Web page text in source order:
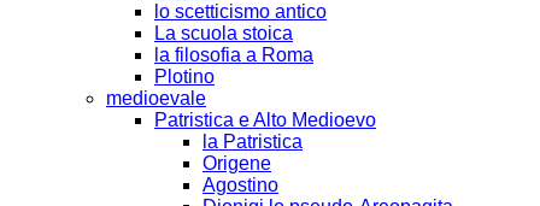
lo scetticismo antico
La scuola stoica
la filosofia a Roma
Plotino
medioevale
Patristica e Alto Medioevo
la Patristica
Origene
Agostino